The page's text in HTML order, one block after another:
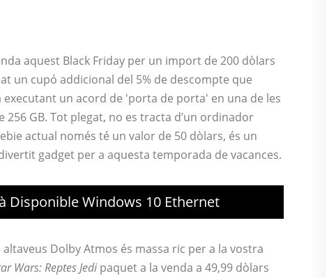
aquest Black Friday per un import de 200 dòlars
un cupó addicional del 5% de descompte que
un acord de 'porta de porta' en una de les
256 GB. Tot plegat, no es tracta d’un ordinador
actual només té un valor de 50 dòlars, és un
gadget per a aquesta temporada de vacances.
Disponible Windows 10 Ethernet
Dolby Atmos és massa ric per a la vostra
Wars: Reptes Jedi paquet a la venda a 49,99 dòlars